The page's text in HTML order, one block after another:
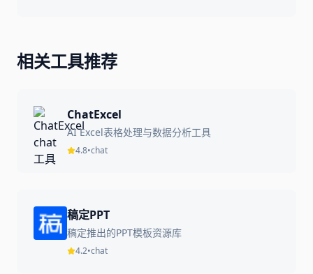
相关工具推荐
ChatExcel
AI Excel表格处理与数据分析工具
4.8•chat
稿定PPT
稿定推出的PPT模板资源库
4.2•chat